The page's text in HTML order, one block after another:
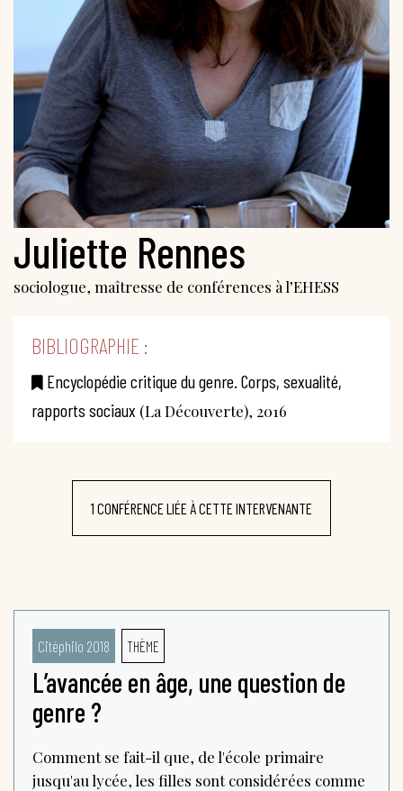
Juliette Rennes
sociologue, maîtresse de conférences à l’EHESS
BIBLIOGRAPHIE :
Encyclopédie critique du genre. Corps, sexualité,
rapports sociaux (La Découverte), 2016
1 CONFÉRENCE LIÉE À CETTE INTERVENANTE
Citéphilo 2018 THÈME
L’avancée en âge, une question de
genre ?
Comment se fait-il que, de l'école primaire
jusqu'au lycée, les filles sont considérées comme